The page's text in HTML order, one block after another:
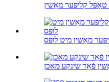
טאָפּל קליפּער מאַשין
מאַשין מיט לופּס
פֿאַר שינקע מאכן